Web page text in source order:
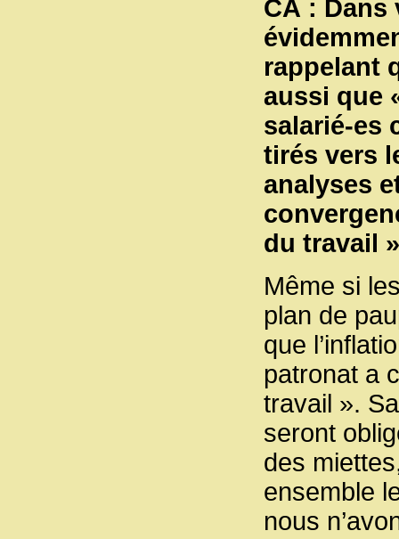
CA : Dans
rappelant
aussi que
salarié-es
tirés vers
analyses
du travail
Même si
plan de
que
patronat a
travail ».
seront
des
ensemble
nous